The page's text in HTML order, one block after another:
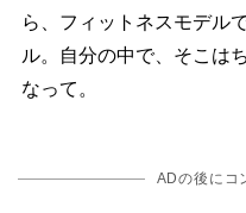
ら、フィットネスモデル
ル。自分の中で、そこは
なって。
ADの後にコ